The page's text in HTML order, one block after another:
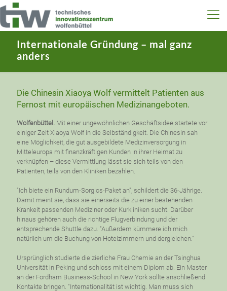
Internationale Gründung – mal ganz
anders
Die Chinesin Xiaoya Wolf vermittelt Patienten aus
Fernost mit europäischen Medizinangeboten.
Wolfenbüttel. Mit einer ungewöhnlichen Geschäftsidee startete vor
einiger Zeit Xiaoya Wolf in die Selbständigkeit. Die Chinesin sah
eine Möglichkeit, die gut ausgebildete Medizinversorgung in
Mitteleuropa mit finanzkräftigen Kunden in ihrer Heimat zu
verknüpfen – diese Vermittlung lässt sie sich teils von den
Patienten, teils von den Kliniken bezahlen.
"Ich biete ein Rundum-Sorglos-Paket an", schildert die 36-Jährige.
Damit meint sie, dass sie einerseits die zu einer bestehenden
Krankeit passenden Mediziner oder Kurkliniken sucht. Darüber
hinaus gehören auch die richtige Flugverbindung und der
entsprechende Shuttle dazu. "Außerdem kümmere ich mich
natürlich um die Buchung von Hotelzimmern und dergleichen."
Ursprünglich studierte die zierliche Frau Chemie an der Tsinghua
Universität in Peking und schloss mit einem Diplom ab. Ein Master
an der Fordham Business-School in New York sollte anschließend
Kontakte bringen. "Internationalität ist wichtig. Man muss sich